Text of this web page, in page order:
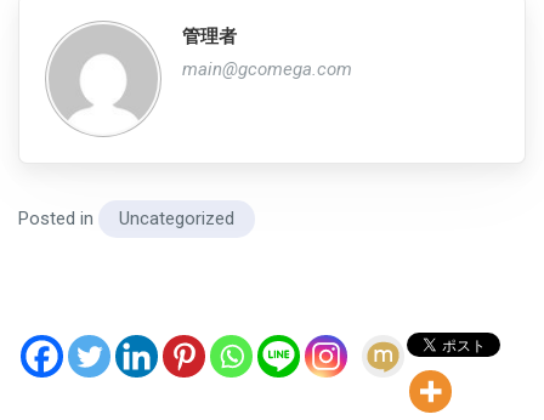
管理者
main@gcomega.com
Posted in Uncategorized